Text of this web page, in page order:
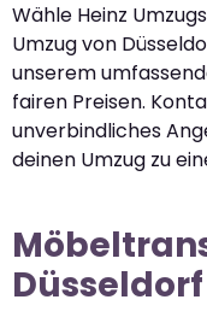
Wähle Heinz
Umzug von
unserem
fairen Preisen.
unverbindliches
deinen Umzug zu